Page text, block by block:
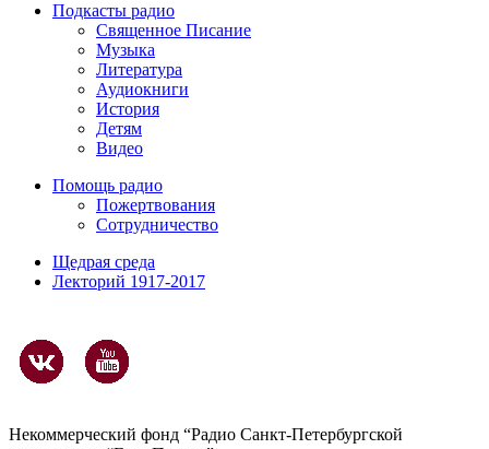
Подкасты радио
Священное Писание
Музыка
Литература
Аудиокниги
История
Детям
Видео
Помощь радио
Пожертвования
Сотрудничество
Щедрая среда
Лекторий 1917-2017
Некоммерческий фонд “Радио Санкт-Петербургской